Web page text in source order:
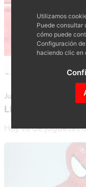
Juguetes
Listado de
Hoy va de juguetes
Utilizamos
Puede consultar
cómo puede
Configuración
haciendo clic en